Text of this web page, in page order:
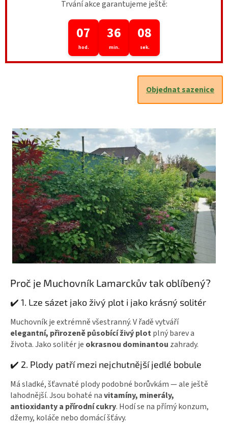
Trvání akce garantujeme ještě:
07
hod.
36
min.
07
sek.
Objednat sazenice
Proč je Muchovník Lamarckův tak oblíbený?
✔️ 1. Lze sázet jako živý plot i jako krásný solitér
Muchovník je extrémně všestranný. V řadě vytváří
elegantní, přirozeně působící živý plotplný barev a
života. Jako solitér je okrasnou dominantou zahrady.
✔️ 2. Plody patří mezi nejchutnější jedlé bobule
Má sladké, šťavnaté plody podobné borůvkám — ale ještě
lahodnější. Jsou bohaté navitamíny, minerály,
antioxidanty a přírodní cukry. Hodí se na přímý konzum,
džemy, koláče nebo domácí šťávy.